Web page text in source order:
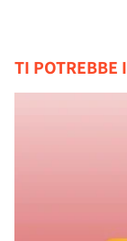
TI POTREBBE